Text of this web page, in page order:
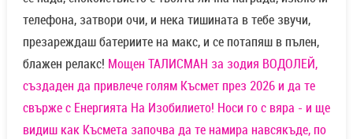
телефона, затвори очи, и нека тишината в тебе звучи,
презареждаш батериите на макс, и се потапяш в пълен,
блажен релакс! Мощен ТАЛИСМАН за зодия ВОДОЛЕЙ,
създаден да привлече голям Късмет през 2026 и да те
свърже с Енергията На Изобилието! Носи го с вяра - и ще
видиш как Късмета започва да те намира навсякъде, по